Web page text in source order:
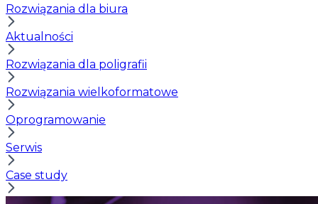
Rozwiązania dla biura
Aktualności
Rozwiązania dla poligrafii
Rozwiązania wielkoformatowe
Oprogramowanie
Serwis
Case study